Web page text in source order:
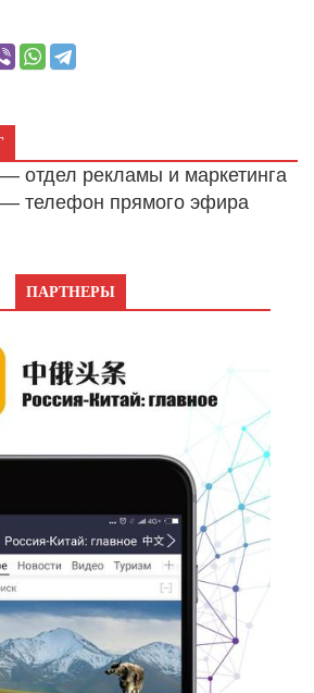
— отдел рекламы и маркетинга
— телефон прямого эфира
ПАРТНЕРЫ